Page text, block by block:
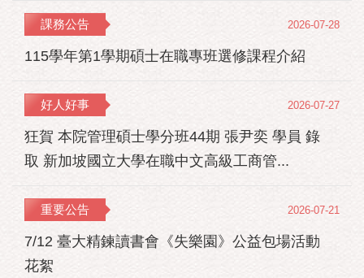
謝郭佳瑋院長、PMBA孔令傑主任及PMBM何佳安主任蒞臨現
場，給予115 級新生勉勵與祝福；PMLBA謝煜偉主任雖人在國
外進修，也特別捎來祝福，為即將...
課務公告
115學年第1學期碩士在職專班選修課程介紹
2026-07-28
好人好事
狂賀 本院管理碩士學分班44期 張尹奕 學員 錄
取 新加坡國立大學在職中文高級工商管...
2026-07-27
重要公告
7/12 臺大精鍊讀書會《失樂園》公益包場活動
花絮
2026-07-21